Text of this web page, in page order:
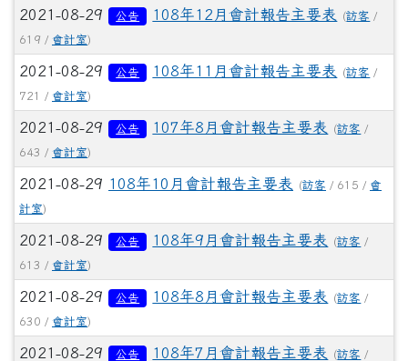
2021-08-29 公告 108年12月會計報告主要表 (訪客 /
619 / 會計室)
2021-08-29 公告 108年11月會計報告主要表 (訪客 /
721 / 會計室)
2021-08-29 公告 107年8月會計報告主要表 (訪客 /
643 / 會計室)
2021-08-29 108年10月會計報告主要表 (訪客 / 615 / 會
計室)
2021-08-29 公告 108年9月會計報告主要表 (訪客 /
613 / 會計室)
2021-08-29 公告 108年8月會計報告主要表 (訪客 /
630 / 會計室)
2021-08-29 公告 108年7月會計報告主要表 (訪客 /